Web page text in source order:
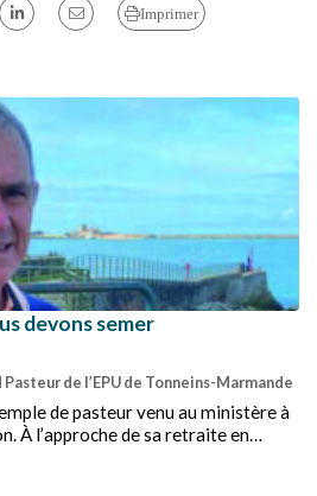
Imprimer
devons semer
de l’EPU de Tonneins-Marmande
de pasteur venu au ministère à
À l’approche de sa retraite en
son parcours.